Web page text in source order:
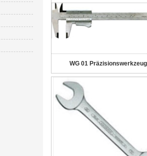
WG 01